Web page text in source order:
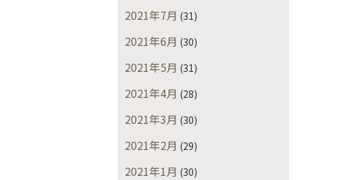
2021年7月 (31)
2021年6月 (30)
2021年5月 (31)
2021年4月 (28)
2021年3月 (30)
2021年2月 (29)
2021年1月 (30)